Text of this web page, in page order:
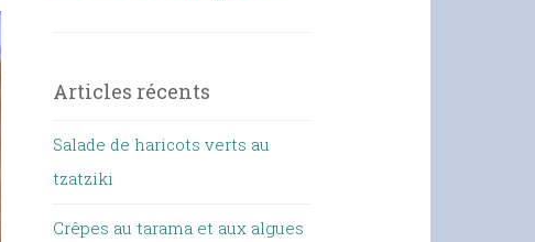
Articles récents
Salade de haricots verts au
tzatziki
Crêpes au tarama et aux algues